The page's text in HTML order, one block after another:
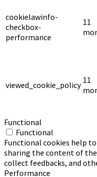
cookielawinfo-
checkbox-
performance
11
viewed_cookie_policy 11
Functional
Functional
Functional cookies help
sharing the content of
collect feedbacks, and
Performance